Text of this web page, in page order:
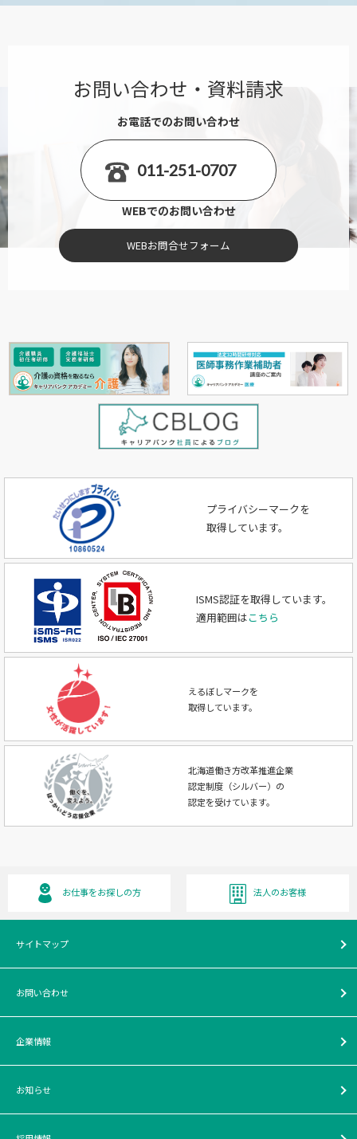
お問い合わせ・資料請求
お電話でのお問い合わせ
011-251-0707
WEBでのお問い合わせ
WEBお問合せフォーム
プライバシーマークを
取得しています。
ISMS認証を取得しています。
適用範囲はこちら
えるぼしマークを
取得しています。
北海道働き方改革推進企業
認定制度（シルバー）の
認定を受けています。
お仕事をお探しの方 法人のお客様
サイトマップ
お問い合わせ
企業情報
お知らせ